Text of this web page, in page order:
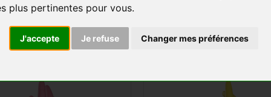
plus pertinentes pour vous.
J'accepte Je refuse Changer mes préférences